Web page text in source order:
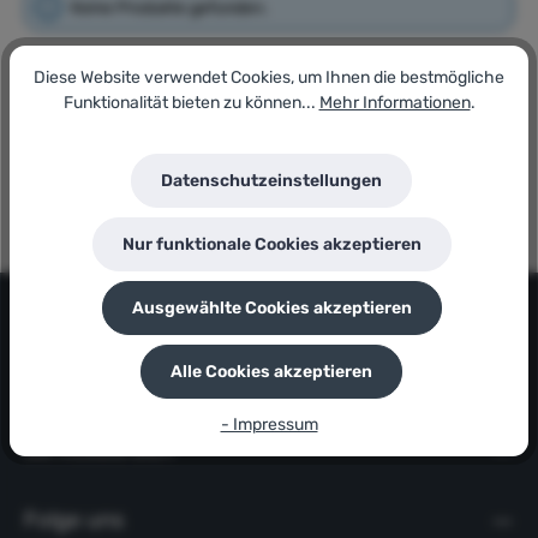
Keine Produkte gefunden.
Panadero Kaminöfen. Hervorragende Qualität zum Bestpreis.
Kontakt
Informationsbereich
Folge uns
Diese Website verwendet Cookies, um Ihnen die bestmögliche
Funktionalität bieten zu können... Mehr Informationen.
Datenschutzeinstellungen
Nur funktionale Cookies akzeptieren
Ausgewählte Cookies akzeptieren
Alle Cookies akzeptieren
- Impressum